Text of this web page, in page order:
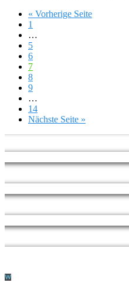
« Vorherige Seite
1
…
5
6
7
8
9
…
14
Nächste Seite »